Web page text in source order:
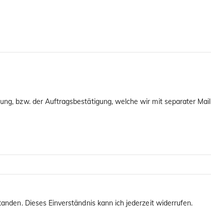
bzw. der Auftragsbestätigung, welche wir mit separater Mail
Dieses Einverständnis kann ich jederzeit widerrufen.